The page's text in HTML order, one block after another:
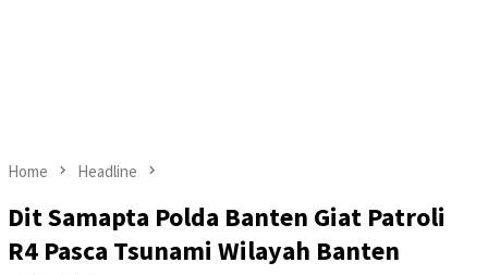
Home Headline
Dit Samapta Polda Banten Giat Patroli
R4 Pasca Tsunami Wilayah Banten